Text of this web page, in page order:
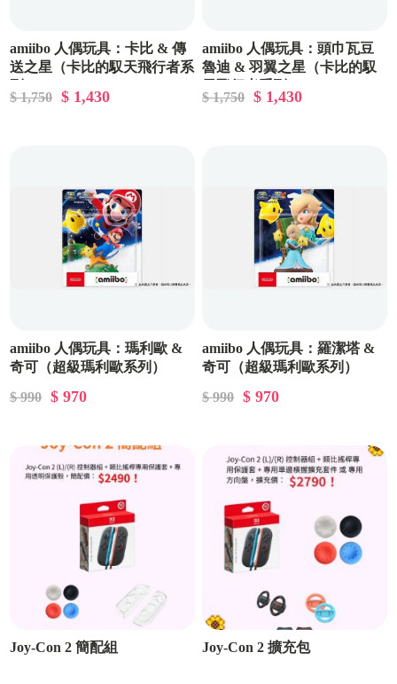
amiibo 人偶玩具：卡比 & 傳
送之星（卡比的馭天飛行者系
$ 1,750 $ 1,430
amiibo 人偶玩具：頭巾瓦豆
魯迪 & 羽翼之星（卡比的馭
$ 1,750 $ 1,430
amiibo 人偶玩具：瑪利歐 &
奇可（超級瑪利歐系列）
$ 990
$ 970
amiibo 人偶玩具：羅潔塔 &
奇可（超級瑪利歐系列）
$ 990
$ 970
Joy-Con 2 簡配組 Joy-Con 2 擴充包